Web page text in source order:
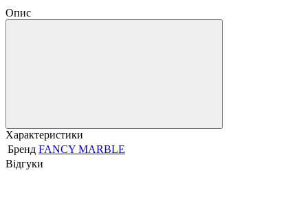
Опис
Характеристики
Бренд FANCY MARBLE
Відгуки